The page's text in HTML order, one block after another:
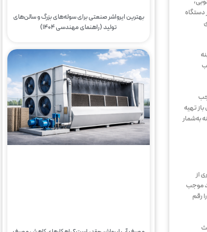
تهیه
به‌شمار
از
موجب
رقم
بهترین ایرواشر صنعتی برای سوله‌های بزرگ و سالن‌های
تولید (راهنمای مهندسی ۱۴۰۴)